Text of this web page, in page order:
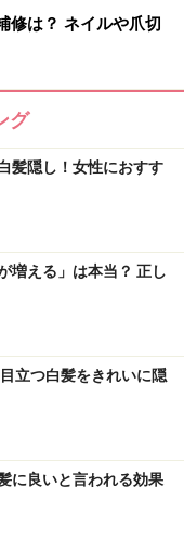
い方……似合う
、あなたのイメー
なく」選んでいた
ンジすれば、あな
違いなし。
白髪染め] All About
修は？ ネイルや爪切
グ
髪隠し！女性におすす
増える」は本当？ 正し
立つ白髪をきれいに隠
に良いと言われる効果